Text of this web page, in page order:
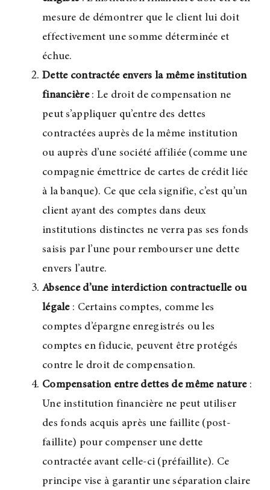
mesure de démontrer que le client lui doit
effectivement une somme déterminée et
échue.
Dette contractée envers la même institution
financière: Le droit de compensation ne
peut s’appliquer qu’entre des dettes
contractées auprès de la même institution
ou auprès d’une société affiliée (comme une
compagnie émettrice de cartes de crédit liée
à la banque). Ce que cela signifie, c’est qu’un
client ayant des comptes dans deux
institutions distinctes ne verra pas ses fonds
saisis par l’une pour rembourser une dette
envers l’autre.
Absence d’une interdiction contractuelle ou
légale: Certains comptes, comme les
comptes d’épargne enregistrés ou les
comptes en fiducie, peuvent être protégés
contre le droit de compensation.
Compensation entre dettes de même nature:
Une institution financière ne peut utiliser
des fonds acquis après une faillite (post-
faillite) pour compenser une dette
contractée avant celle-ci (préfaillite). Ce
principe vise à garantir une séparation claire